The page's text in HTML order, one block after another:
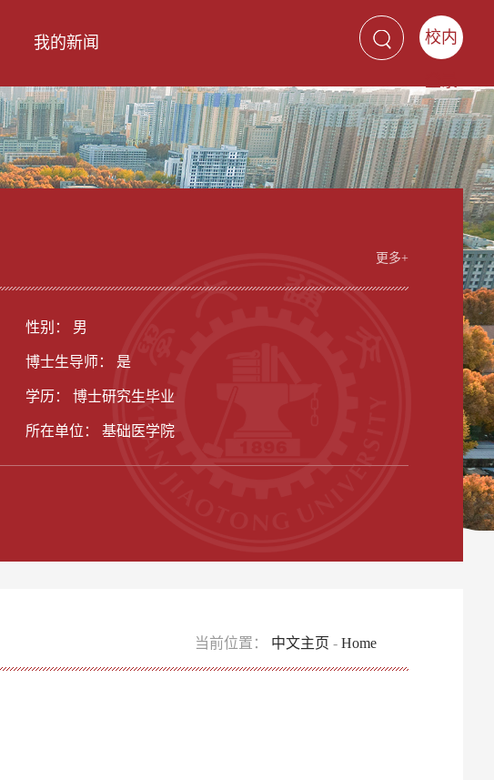
校内
我的新闻
更多+
性别： 男
博士生导师： 是
学历： 博士研究生毕业
所在单位： 基础医学院
当前位置： 中文主页 -Home